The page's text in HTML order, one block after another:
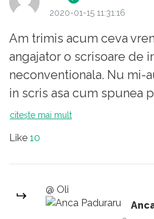
2020-01-15 11:31:16
Am trimis acum ceva
angajator o scrisoare de
neconventionala. Nu mi-
in scris asa cum spunea
ul lor. M-au sunat insa
fiu luat in seama sa
cutumele unui astfel de
se incadreaza perfect in
citește mai mult
Like 10
@ Oli